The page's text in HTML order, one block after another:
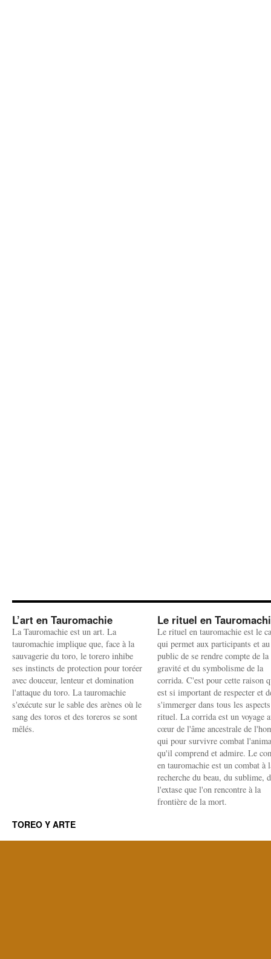
L’art en Tauromachie
La Tauromachie est un art. La
tauromachie implique que, face à la
sauvagerie du toro, le torero inhibe
ses instincts de protection pour toréer
avec douceur, lenteur et domination
l'attaque du toro. La tauromachie
s'exécute sur le sable des arènes où le
sang des toros et des toreros se sont
mêlés.
Le rituel en
Le rituel en tauromachie est le
qui permet aux participants et au
public de se rendre compte de la
gravité et du symbolisme de la
corrida. C'est pour cette raison
est si important de respecter et
s'immerger dans tous les
rituel. La corrida est un voyage
cœur de l'âme ancestrale de
qui pour survivre combat
qu'il comprend et admire. Le
en tauromachie est un combat à
recherche du beau, du sublime,
l'extase que l'on rencontre à la
frontière de la mort.
TOREO Y ARTE